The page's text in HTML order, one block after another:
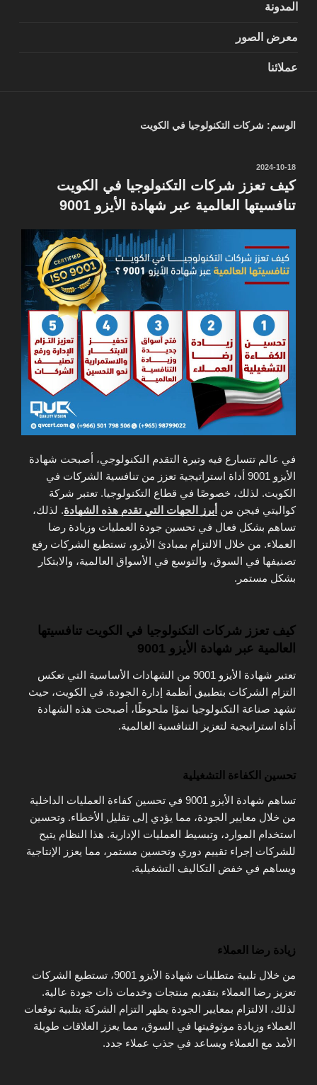
المدونة
معرض الصور
عملائنا
الوسم: شركات التكنولوجيا في الكويت
نُشر
في
2024-10-18
كيف تعزز شركات التكنولوجيا في الكويت
تنافسيتها العالمية عبر شهادة الأيزو 9001
في عالم تتسارع فيه وتيرة التقدم التكنولوجي، أصبحت شهادة
الأيزو 9001 أداة استراتيجية تعزز من تنافسية الشركات في
الكويت. لذلك، خصوصًا في قطاع التكنولوجيا. تعتبر شركة
كواليتي فيجن من أبرز الجهات التي تقدم هذه الشهادة. لذلك،
تساهم بشكل فعال في تحسين جودة العمليات وزيادة رضا
العملاء. من خلال الالتزام بمبادئ الأيزو، تستطيع الشركات رفع
تصنيفها في السوق، والتوسع في الأسواق العالمية، والابتكار
بشكل مستمر.
كيف تعزز شركات التكنولوجيا في الكويت تنافسيتها
العالمية عبر شهادة الأيزو 9001
تعتبر شهادة الأيزو 9001 من الشهادات الأساسية التي تعكس
التزام الشركات بتطبيق أنظمة إدارة الجودة. في الكويت، حيث
تشهد صناعة التكنولوجيا نموًا ملحوظًا، أصبحت هذه الشهادة
أداة استراتيجية لتعزيز التنافسية العالمية.
تحسين الكفاءة التشغيلية
تساهم شهادة الأيزو 9001 في تحسين كفاءة العمليات الداخلية
من خلال معايير الجودة، مما يؤدي إلى تقليل الأخطاء. وتحسين
استخدام الموارد، وتبسيط العمليات الإدارية. هذا النظام يتيح
للشركات إجراء تقييم دوري وتحسين مستمر، مما يعزز الإنتاجية
ويساهم في خفض التكاليف التشغيلية.
زيادة رضا العملاء
من خلال تلبية متطلبات شهادة الأيزو 9001، تستطيع الشركات
تعزيز رضا العملاء بتقديم منتجات وخدمات ذات جودة عالية.
لذلك، الالتزام بمعايير الجودة يظهر التزام الشركة بتلبية توقعات
العملاء وزيادة موثوقيتها في السوق، مما يعزز العلاقات طويلة
الأمد مع العملاء ويساعد في جذب عملاء جدد​.